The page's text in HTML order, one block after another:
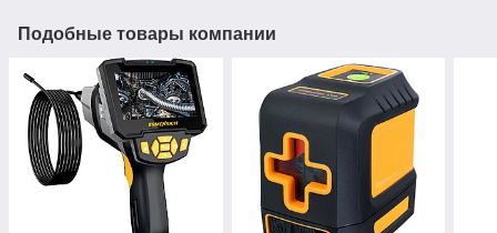
Подобные товары компании